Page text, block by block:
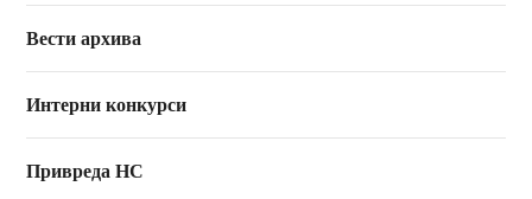
Вести архива
Интерни конкурси
Привреда НС